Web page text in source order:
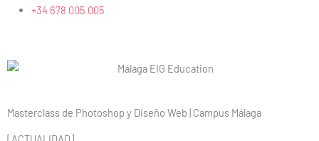
+34 678 005 005
Masterclass de Photoshop y Diseño Web | Campus Málaga